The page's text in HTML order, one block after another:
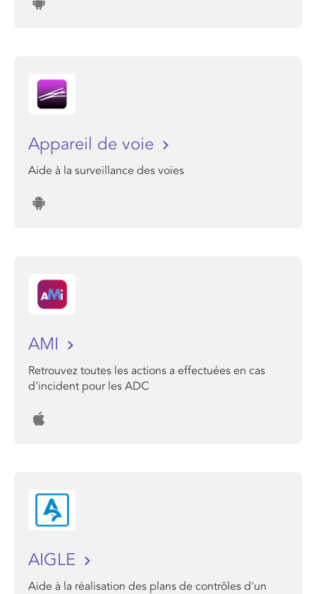
Appareil de voie
Aide à la surveillance des voies
AMI
Retrouvez toutes les actions a effectuées en cas
d'incident pour les ADC
AIGLE
Aide à la réalisation des plans de contrôles d'un